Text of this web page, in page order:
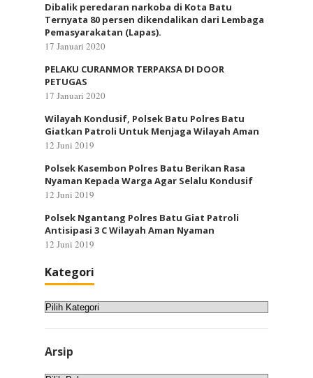
Dibalik peredaran narkoba di Kota Batu
Ternyata 80 persen dikendalikan dari Lembaga
Pemasyarakatan (Lapas).
17 Januari 2020
PELAKU CURANMOR TERPAKSA DI DOOR
PETUGAS
17 Januari 2020
Wilayah Kondusif, Polsek Batu Polres Batu
Giatkan Patroli Untuk Menjaga Wilayah Aman
12 Juni 2019
Polsek Kasembon Polres Batu Berikan Rasa
Nyaman Kepada Warga Agar Selalu Kondusif
12 Juni 2019
Polsek Ngantang Polres Batu Giat Patroli
Antisipasi 3 C Wilayah Aman Nyaman
12 Juni 2019
Kategori
Kategori
Arsip